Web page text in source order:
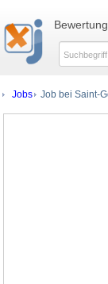
Jobs Job bei Saint-